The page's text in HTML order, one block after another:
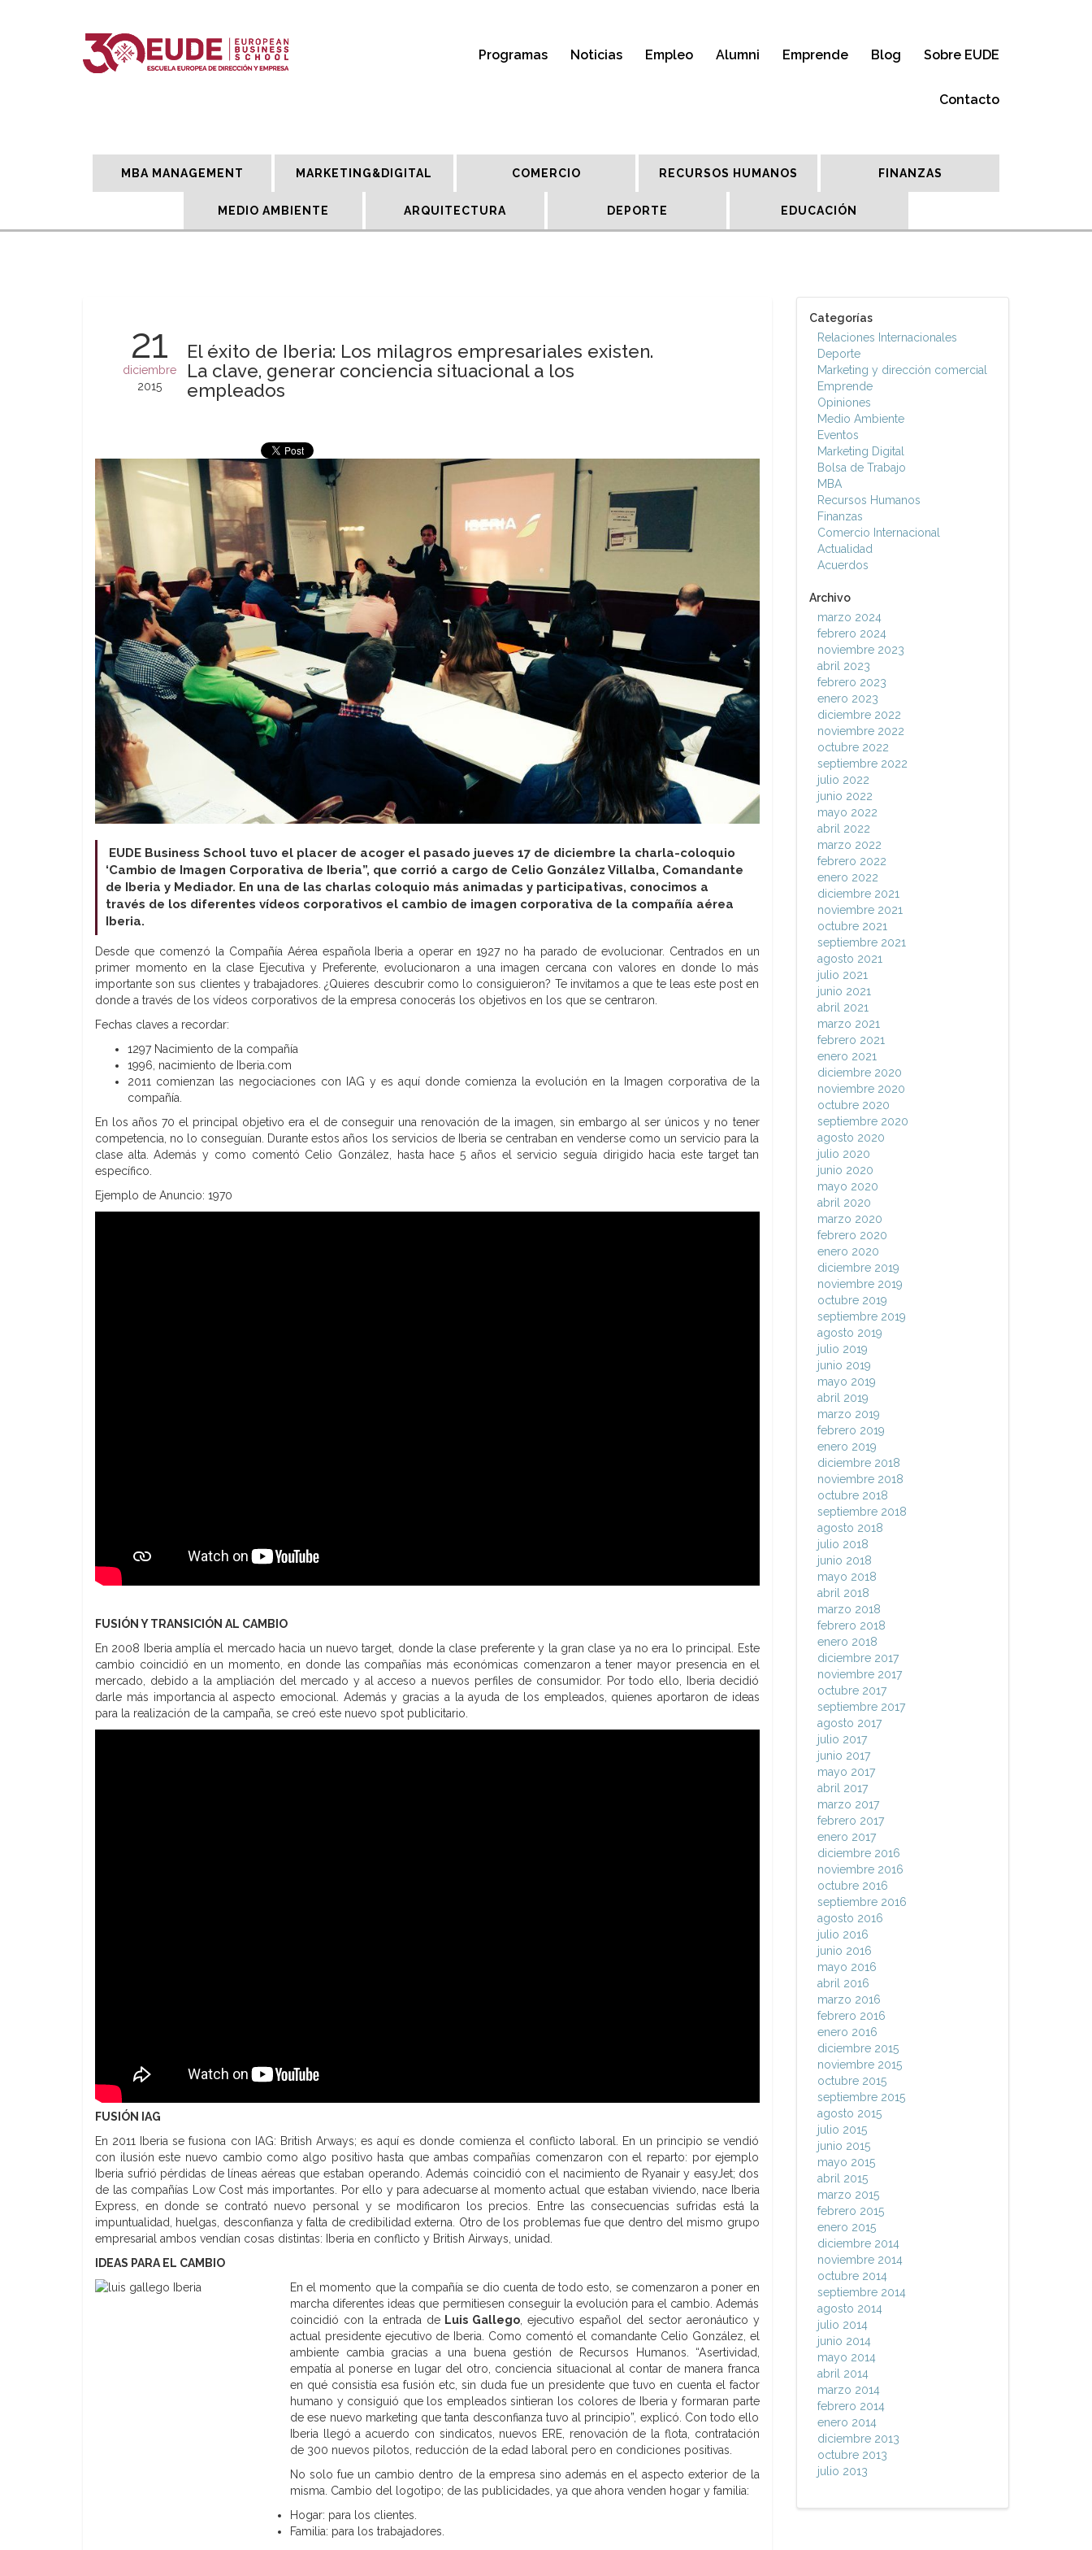
Programas Noticias Empleo Alumni Emprende Blog Sobre EUDE
Contacto
MBA MANAGEMENT MARKETING&DIGITAL COMERCIO RECURSOS HUMANOS FINANZAS
MEDIO AMBIENTE ARQUITECTURA DEPORTE EDUCACIÓN
21
diciembre
2015
El éxito de Iberia: Los milagros empresariales existen.
La clave, generar conciencia situacional a los
empleados
EUDE Business School tuvo el placer de acoger el pasado jueves 17 de diciembre la charla-coloquio
‘Cambio de Imagen Corporativa de Iberia”, que corrió a cargo de Celio González Villalba, Comandante
de Iberia y Mediador. En una de las charlas coloquio más animadas y participativas, conocimos a
través de los diferentes vídeos corporativos el cambio de imagen corporativa de la compañía aérea
Iberia.
Desde que comenzó la Compañía Aérea española Iberia a operar en 1927 no ha parado de evolucionar. Centrados en un
primer momento en la clase Ejecutiva y Preferente, evolucionaron a una imagen cercana con valores en donde lo más
importante son sus clientes y trabajadores. ¿Quieres descubrir como lo consiguieron? Te invitamos a que te leas este post en
donde a través de los vídeos corporativos de la empresa conocerás los objetivos en los que se centraron.
Fechas claves a recordar:
1297 Nacimiento de la compañía
1996, nacimiento de Iberia.com
2011 comienzan las negociaciones con IAG y es aquí donde comienza la evolución en la Imagen corporativa de la
compañía.
En los años 70 el principal objetivo era el de conseguir una renovación de la imagen, sin embargo al ser únicos y no tener
competencia, no lo conseguían. Durante estos años los servicios de Iberia se centraban en venderse como un servicio para la
clase alta. Además y como comentó Celio González, hasta hace 5 años el servicio seguía dirigido hacia este target tan
específico.
Ejemplo de Anuncio: 1970
FUSIÓN Y TRANSICIÓN AL CAMBIO
En 2008 Iberia amplía el mercado hacia un nuevo target, donde la clase preferente y la gran clase ya no era lo principal. Este
cambio coincidió en un momento, en donde las compañías más económicas comenzaron a tener mayor presencia en el
mercado, debido a la ampliación del mercado y al acceso a nuevos perfiles de consumidor. Por todo ello, Iberia decidió
darle más importancia al aspecto emocional. Además y gracias a la ayuda de los empleados, quienes aportaron de ideas
para la realización de la campaña, se creó este nuevo spot publicitario.
FUSIÓN IAG
En 2011 Iberia se fusiona con IAG: British Arways; es aquí es donde comienza el conflicto laboral. En un principio se vendió
con ilusión este nuevo cambio como algo positivo hasta que ambas compañías comenzaron con el reparto: por ejemplo
Iberia sufrió pérdidas de líneas aéreas que estaban operando. Además coincidió con el nacimiento de Ryanair y easyJet; dos
de las compañías Low Cost más importantes. Por ello y para adecuarse al momento actual que estaban viviendo, nace Iberia
Express, en donde se contrató nuevo personal y se modificaron los precios. Entre las consecuencias sufridas está la
impuntualidad, huelgas, desconfianza y falta de credibilidad externa. Otro de los problemas fue que dentro del mismo grupo
empresarial ambos vendían cosas distintas: Iberia en conflicto y British Airways, unidad.
IDEAS PARA EL CAMBIO
En el momento que la compañía se dio cuenta de todo esto, se comenzaron a poner en
marcha diferentes ideas que permitiesen conseguir la evolución para el cambio. Además
coincidió con la entrada de Luis Gallego, ejecutivo español del sector aeronáutico y
actual presidente ejecutivo de Iberia. Como comentó el comandante Celio González, el
ambiente cambia gracias a una buena gestión de Recursos Humanos. “Asertividad,
empatía al ponerse en lugar del otro, conciencia situacional al contar de manera franca
en qué consistía esa fusión etc, sin duda fue un presidente que tuvo en cuenta el factor
humano y consiguió que los empleados sintieran los colores de Iberia y formaran parte
de ese nuevo marketing que tanta desconfianza tuvo al principio”, explicó. Con todo ello
Iberia llegó a acuerdo con sindicatos, nuevos ERE, renovación de la flota, contratación
de 300 nuevos pilotos, reducción de la edad laboral pero en condiciones positivas.
No solo fue un cambio dentro de la empresa sino además en el aspecto exterior de la
misma. Cambio del logotipo; de las publicidades, ya que ahora venden hogar y familia:
Hogar: para los clientes.
Familia: para los trabajadores.
Categorías
Relaciones Internacionales
Deporte
Marketing y dirección comercial
Emprende
Opiniones
Medio Ambiente
Eventos
Marketing Digital
Bolsa de Trabajo
MBA
Recursos Humanos
Finanzas
Comercio Internacional
Actualidad
Acuerdos
Archivo
marzo 2024
febrero 2024
noviembre 2023
abril 2023
febrero 2023
enero 2023
diciembre 2022
noviembre 2022
octubre 2022
septiembre 2022
julio 2022
junio 2022
mayo 2022
abril 2022
marzo 2022
febrero 2022
enero 2022
diciembre 2021
noviembre 2021
octubre 2021
septiembre 2021
agosto 2021
julio 2021
junio 2021
abril 2021
marzo 2021
febrero 2021
enero 2021
diciembre 2020
noviembre 2020
octubre 2020
septiembre 2020
agosto 2020
julio 2020
junio 2020
mayo 2020
abril 2020
marzo 2020
febrero 2020
enero 2020
diciembre 2019
noviembre 2019
octubre 2019
septiembre 2019
agosto 2019
julio 2019
junio 2019
mayo 2019
abril 2019
marzo 2019
febrero 2019
enero 2019
diciembre 2018
noviembre 2018
octubre 2018
septiembre 2018
agosto 2018
julio 2018
junio 2018
mayo 2018
abril 2018
marzo 2018
febrero 2018
enero 2018
diciembre 2017
noviembre 2017
octubre 2017
septiembre 2017
agosto 2017
julio 2017
junio 2017
mayo 2017
abril 2017
marzo 2017
febrero 2017
enero 2017
diciembre 2016
noviembre 2016
octubre 2016
septiembre 2016
agosto 2016
julio 2016
junio 2016
mayo 2016
abril 2016
marzo 2016
febrero 2016
enero 2016
diciembre 2015
noviembre 2015
octubre 2015
septiembre 2015
agosto 2015
julio 2015
junio 2015
mayo 2015
abril 2015
marzo 2015
febrero 2015
enero 2015
diciembre 2014
noviembre 2014
octubre 2014
septiembre 2014
agosto 2014
julio 2014
junio 2014
mayo 2014
abril 2014
marzo 2014
febrero 2014
enero 2014
diciembre 2013
octubre 2013
julio 2013